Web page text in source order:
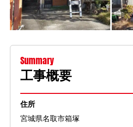
Summary
工事概要
住所
宮城県名取市箱塚